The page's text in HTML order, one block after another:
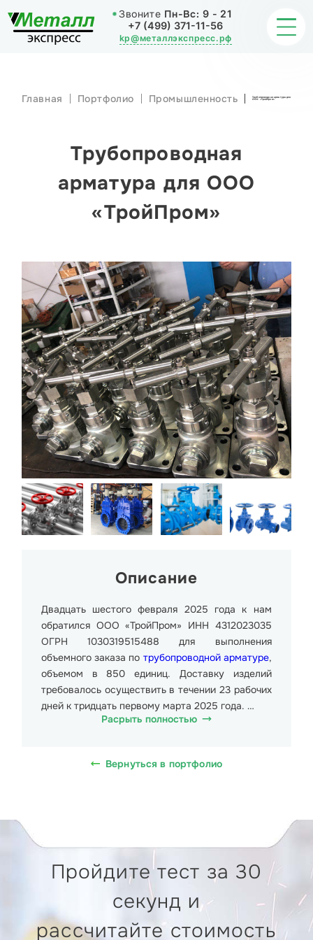
Звоните Пн-Вс: 9 - 21
+7 (499) 371-11-56
kp@металлэкспресс.рф
ОБРАБОТКА МЕТАЛЛА
ИЗДЕЛИЯ
НАШИ РАБОТЫ
КОНТАКТЫ
Главная Портфолио Промышленность Трубопроводная арматура для
ООО «ТройПром»
Трубопроводная
арматура для ООО
«ТройПром»
Описание
Двадцать шестого февраля 2025 года к нам
обратился ООО «ТройПром» ИНН 4312023035
ОГРН 1030319515488 для выполнения
объемного заказа по трубопроводной арматуре,
объемом в 850 единиц. Доставку изделий
требовалось осуществить в течении 23 рабочих
дней к тридцать первому марта 2025 года.
480мм. Общий вес партии составил более 8
НДС 20% 281.67 руб. (Двести восемьдесят один
рубль шестьдесят семь копеек). Доставка
требовалась на производственное предприятие
Тольяттикаучук по адресу: улица
Новозаводская, 8, Тольятти
Расрыть полностью
Вернуться в портфолио
Пройдите тест за 30
секунд и
рассчитайте стоимость